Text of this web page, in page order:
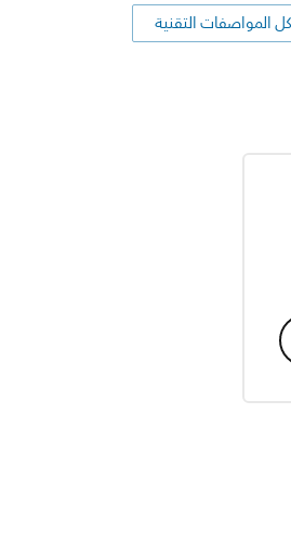
المواصفات التقنية